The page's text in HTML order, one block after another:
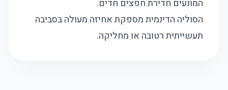
המונעים חדירת חפצים חדים.
הסוליה הדינמית מספקת אחיזה מעולה בסביבה
תעשייתית רטובה או מחליקה.